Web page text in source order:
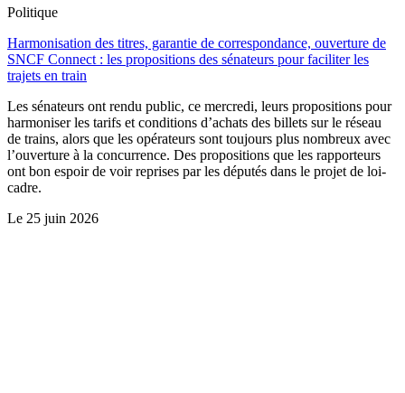
Politique
Harmonisation des titres, garantie de correspondance, ouverture de
SNCF Connect : les propositions des sénateurs pour faciliter les
trajets en train
Les sénateurs ont rendu public, ce mercredi, leurs propositions pour
harmoniser les tarifs et conditions d’achats des billets sur le réseau
de trains, alors que les opérateurs sont toujours plus nombreux avec
l’ouverture à la concurrence. Des propositions que les rapporteurs
ont bon espoir de voir reprises par les députés dans le projet de loi-
cadre.
Le 25 juin 2026